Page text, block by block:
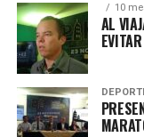
10
AL